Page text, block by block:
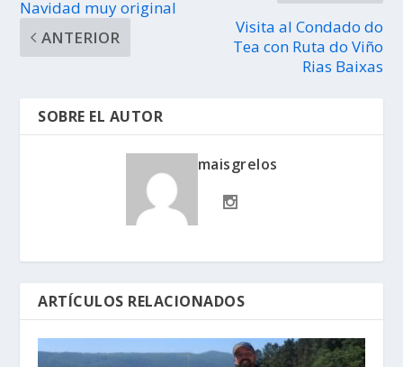
Navidad muy original
ANTERIOR
Visita al Condado do
Tea con Ruta do Viño
Rias Baixas
SOBRE EL AUTOR
maisgrelos
ARTÍCULOS RELACIONADOS